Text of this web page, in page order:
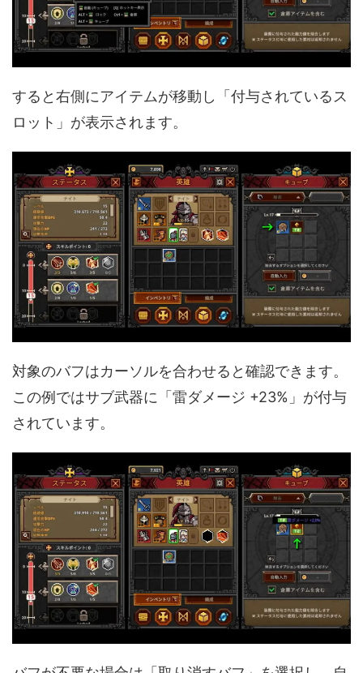
すると右側にアイテムが移動し「付与されているス
ロット」が表示されます。
対象のバフはカーソルを合わせると確認できます。
この例ではサブ武器に「雷ダメージ +23%」が付与
されています。